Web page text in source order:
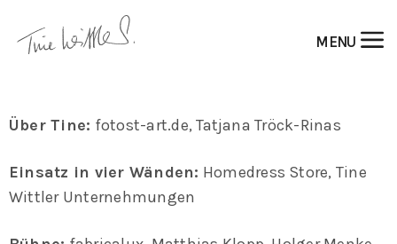
MENU
Auflistung der Fotografen & Bildermacher
Über Tine: fotost-art.de, Tatjana Tröck-Rinas
Einsatz in vier Wänden: Homedress Store, Tine
Wittler Unternehmungen